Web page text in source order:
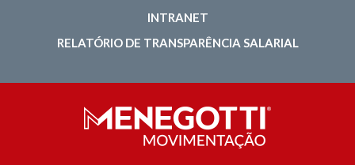
INTRANET
RELATÓRIO DE TRANSPARÊNCIA SALARIAL